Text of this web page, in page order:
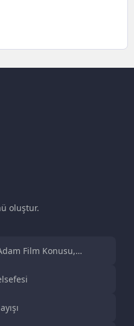
oluştur.
Film Konusu,